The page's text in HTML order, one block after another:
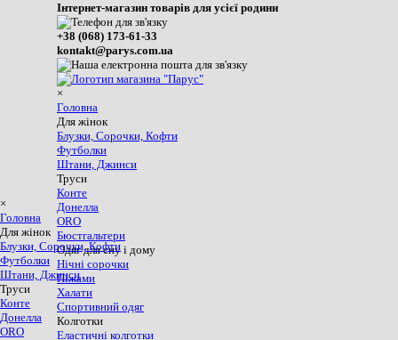
Інтернет-магазин товарів для усієї родини
+38 (068) 173-61-33
kontakt@parys.com.ua
×
Головна
Для жінок
Блузки, Сорочки, Кофти
Футболки
Штани, Джинси
Труси
Конте
Донелла
ORO
Бюстгальтери
Одяг для сну і дому
Нічні сорочки
Піжами
Халати
Спортивний одяг
Колготки
Еластичні колготки
×
Головна
Для жінок
Блузки, Сорочки, Кофти
Футболки
Штани, Джинси
Труси
Конте
Донелла
ORO